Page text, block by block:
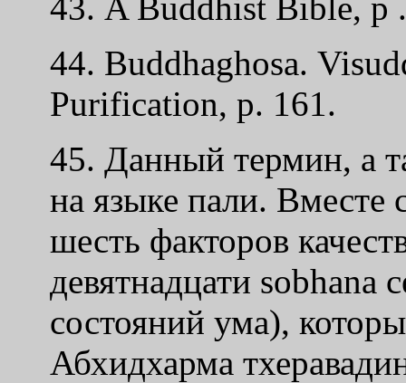
44. Buddhaghosa.
Purification, р. 161.
45. Данный термин, а
на языке пали. Вместе
шесть факторов
девятнадцати sobhana
состояний ума),
Абхидхарма